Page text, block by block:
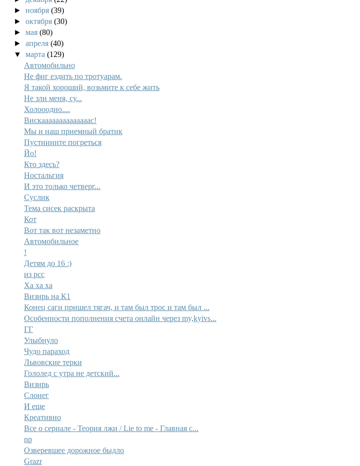
►ноября(39)
►октября(30)
►мая(80)
►апреля(40)
▼марта(129)
Автомобильно
Не фиг ездить по тротуарам.
Я такой хороший, возьмите к себе жить
Не зли меня, су...
Холооодно....
Вискаааааааааааааас!
Мы и наш приемный братик
Пустиииите погреться
Йо!
Кто здесь?
Ностальгия
И это только четверг...
Суслик
Тема сисек раскрыта
Кот
Вот так вот незаметно
Автомобильное
!
Детям до 16 :)
из рсс
Ха ха ха
Визирь на К1
Конец саги пришел тягач, и там был трос и там был ...
Особенности пополнения счета онлайн через my,kyivs...
ГГ
Улыбнуло
Чудо параход
Львовские терки
Гололед с утра не детский...
Визирь
Слонег
И еще
Креативно
Все о сериале - Теория лжи / Lie to me - Главная с...
np
Озверевшее дорожное быдло
Grazr